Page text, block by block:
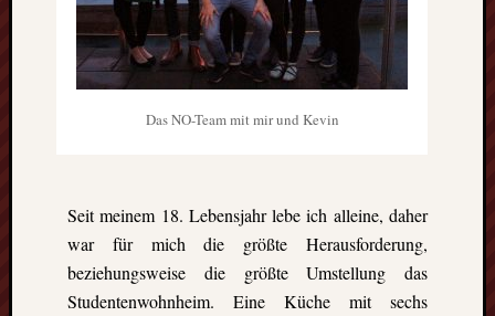
Das NO-Team mit mir und Kevin
Seit meinem 18. Lebensjahr lebe ich alleine, daher
war für mich die größte Herausforderung,
beziehungsweise die größte Umstellung das
Studentenwohnheim. Eine Küche mit sechs